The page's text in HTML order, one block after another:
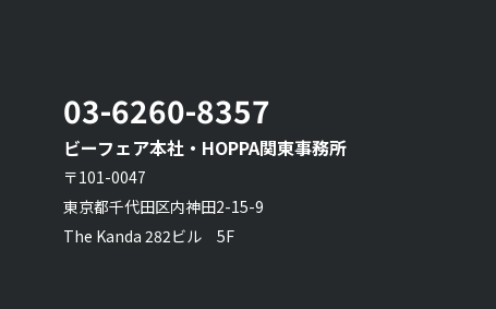
03-6260-8357
ビーフェア本社・HOPPA関東事務所
〒101-0047
東京都千代田区内神田2-15-9
The Kanda 282ビル 5F